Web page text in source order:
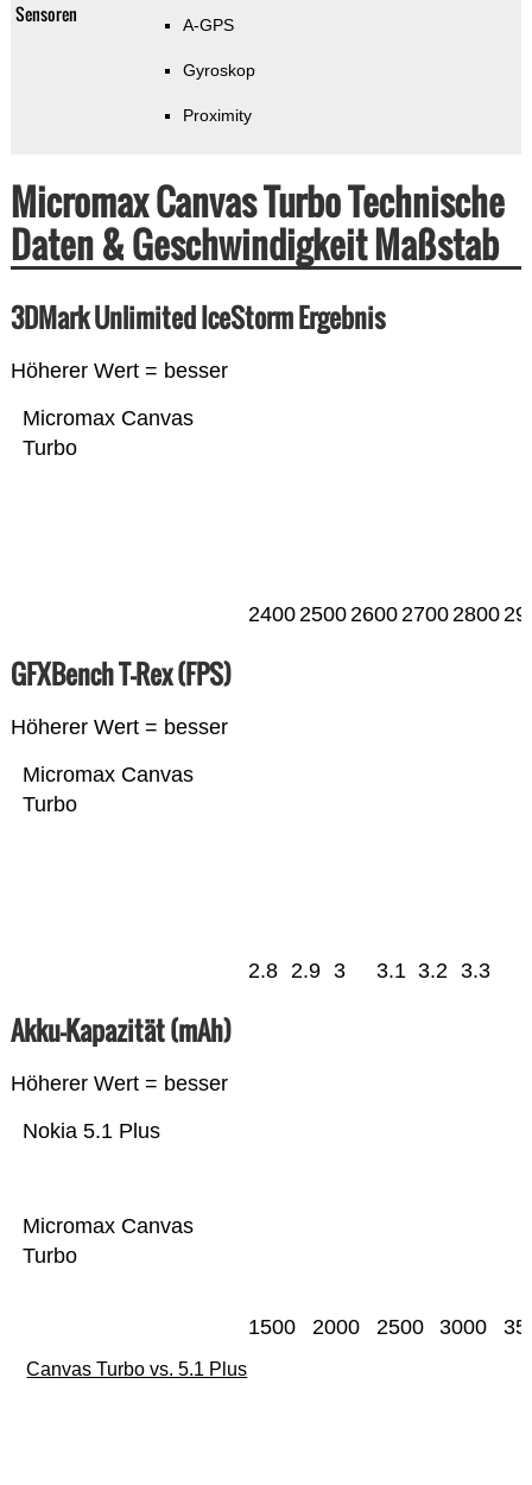
Sensoren A-GPS
Gyroskop
Proximity
Micromax Canvas Turbo Technische
Daten & Geschwindigkeit Maßstab
3DMark Unlimited IceStorm Ergebnis
Höherer Wert = besser
Micromax Canvas
Turbo
24002500260027002800
GFXBench T-Rex (FPS)
Höherer Wert = besser
Micromax Canvas
Turbo
2.8 2.9 3 3.1 3.2 3.3
Akku-Kapazität (mAh)
Höherer Wert = besser
Micromax Canvas
Turbo
Nokia 5.1 Plus
1500 2000 2500 3000
Canvas Turbo vs. 5.1 Plus